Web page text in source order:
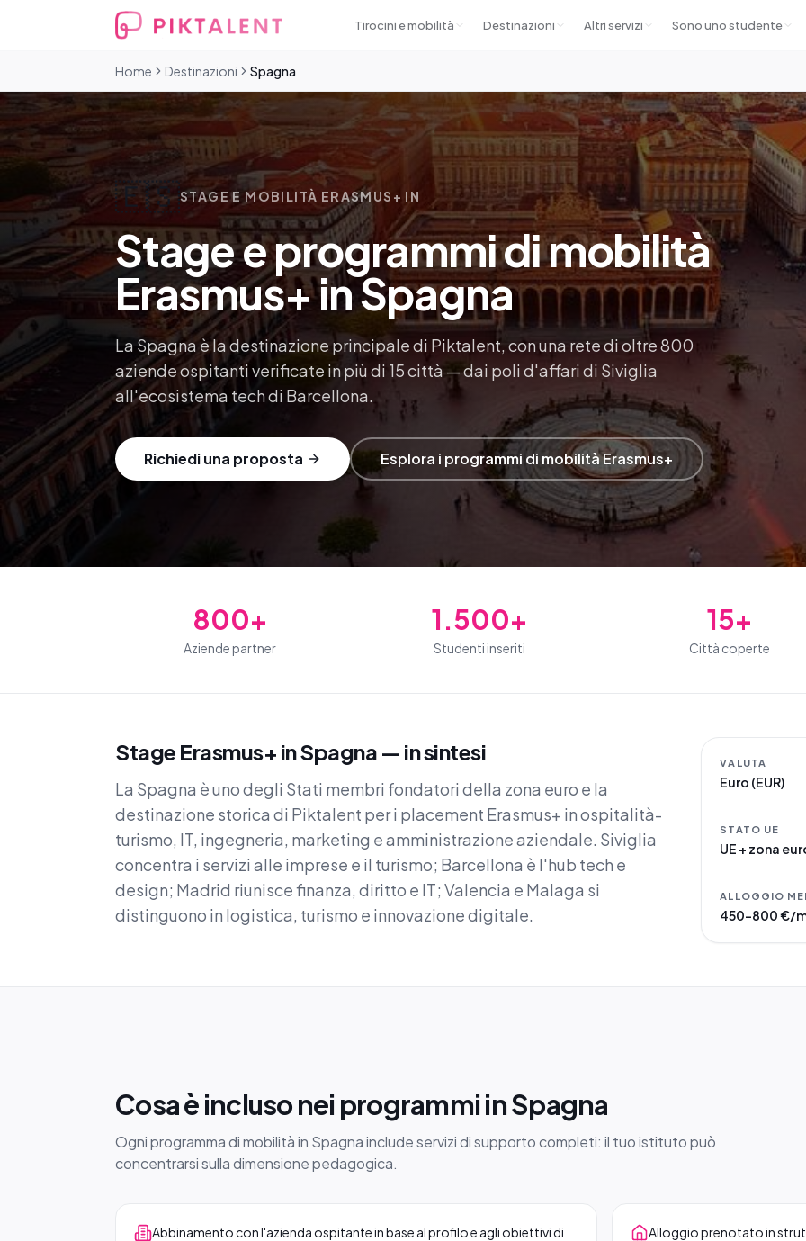
Tirocini e mobilità Destinazioni Altri servizi Sono uno studente
Home Destinazioni Spagna
🇪🇸STAGE E MOBILITÀ ERASMUS+ IN
Stage e programmi di mobilità
Erasmus+ in Spagna
La Spagna è la destinazione principale di Piktalent, con una rete di oltre 800
aziende ospitanti verificate in più di 15 città — dai poli d'affari di Siviglia
all'ecosistema tech di Barcellona.
Richiedi una proposta Esplora i programmi di mobilità Erasmus+
800+
Aziende partner
1.500+
Studenti inseriti
15+
Città coperte
Stage Erasmus+ in Spagna — in sintesi
La Spagna è uno degli Stati membri fondatori della zona euro e la
destinazione storica di Piktalent per i placement Erasmus+ in ospitalità-
turismo, IT, ingegneria, marketing e amministrazione aziendale. Siviglia
concentra i servizi alle imprese e il turismo; Barcellona è l'hub tech e
design; Madrid riunisce finanza, diritto e IT; Valencia e Malaga si
distinguono in logistica, turismo e innovazione digitale.
VALUTA
Euro (EUR)
STATO UE
UE + zona
ALLOGGIO
450–800 €/
Cosa è incluso nei programmi in Spagna
Ogni programma di mobilità in Spagna include servizi di supporto completi: il tuo istituto può
concentrarsi sulla dimensione pedagogica.
Abbinamento con l'azienda ospitante in base al profilo e agli obiettivi di
Alloggio prenotato in